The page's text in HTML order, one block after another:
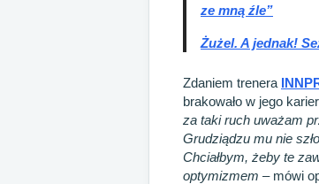
ze mną źle”
Żużel. A jednak!
Zdaniem trenera
brakowało w jego
za taki ruch uważam
Grudziądzu mu nie
Chciałbym, żeby te
optymizmem – mówi